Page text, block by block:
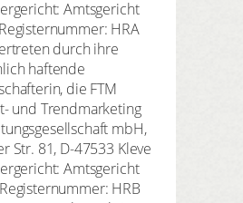
Amtsgericht
HRA
durch ihre
haftende
die FTM
und Trendmarketing
mbH,
Str. 81, D-47533 Kleve
Amtsgericht
HRB